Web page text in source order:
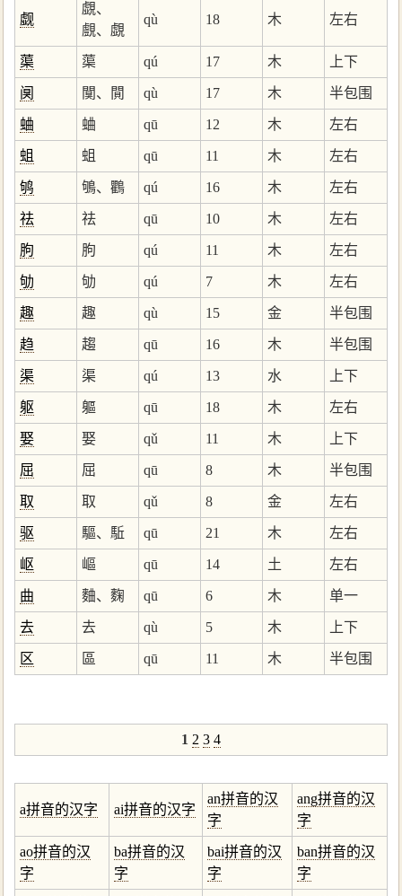
觑
覷、
覻、覷
qù 18 木 左右
蕖 蕖 qú 17 木 上下
阒 闃、閴 qù 17 木 半包围
蛐 蛐 qū 12 木 左右
蛆 蛆 qū 11 木 左右
鸲 鴝、鸜 qú 16 木 左右
祛 祛 qū 10 木 左右
朐 朐 qú 11 木 左右
劬 劬 qú 7 木 左右
趣 趣 qù 15 金 半包围
趋 趨 qū 16 木 半包围
渠 渠 qú 13 水 上下
躯 軀 qū 18 木 左右
娶 娶 qǔ 11 木 上下
屈 屈 qū 8 木 半包围
取 取 qǔ 8 金 左右
驱 驅、駈 qū 21 木 左右
岖 嶇 qū 14 土 左右
曲 麯、麴 qū 6 木 单一
去 去 qù 5 木 上下
区 區 qū 11 木 半包围
1 2 3 4
a拼音的汉字 ai拼音的汉字
an拼音的汉
字
ang拼音的汉
字
ao拼音的汉
字
ba拼音的汉
字
bai拼音的汉
字
ban拼音的汉
字